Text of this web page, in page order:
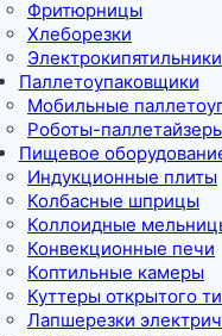
Фритюрницы
Хлеборезки
Электрокипятильники
Паллетоупаковщики
Мобильные
Роботы-
Пищевое
Индукционные плиты
Колбасные шприцы
Коллоидные
Конвекционные печи
Коптильные камеры
Куттеры открытого
Лапшерезки